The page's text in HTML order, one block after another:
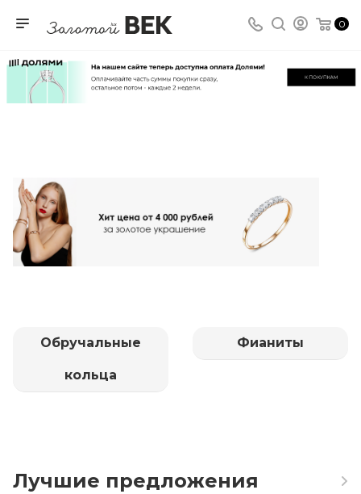
0
Обручальные
кольца
Фианиты
Лучшие предложения